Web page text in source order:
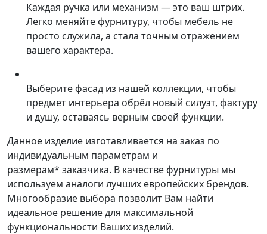
Каждая ручка или механизм — это ваш штрих.
Легко меняйте фурнитуру, чтобы мебель не
просто служила, а стала точным отражением
вашего характера.
Выберите фасад из нашей коллекции, чтобы
предмет интерьера обрёл новый силуэт, фактуру
и душу, оставаясь верным своей функции.
Данное изделие изготавливается на заказ по
индивидуальным параметрам и
размерам* заказчика. В качестве фурнитуры мы
используем аналоги лучших европейских брендов.
Многообразие выбора позволит Вам найти
идеальное решение для максимальной
функциональности Ваших изделий.